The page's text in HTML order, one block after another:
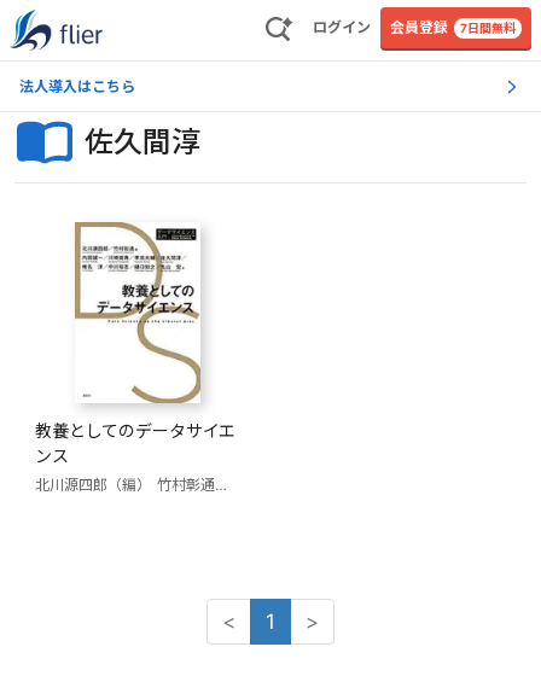
ログイン 会員登録 7日間無料
法人導入はこちら
佐久間淳
教養としてのデータサイエ
ンス
北川源四郎（編） 竹村彰通（編）
< 1 >